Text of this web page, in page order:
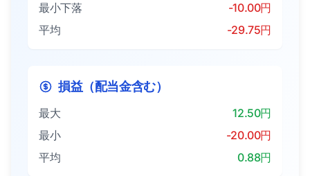
最小下落
-10.00円
平均
-29.75円
損益（配当金含む）
最大
12.50円
最小
-20.00円
平均
0.88円